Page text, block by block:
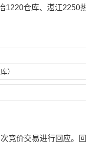
1220仓库、湛江2250
）
竞价交易进行回应。